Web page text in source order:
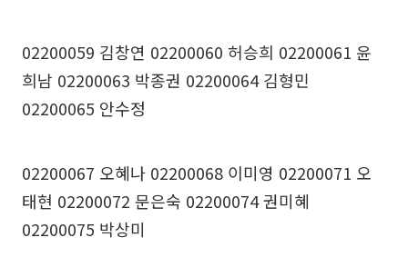
02200059 김창연 02200060 허승희 02200061 윤
희남 02200063 박종권 02200064 김형민
02200065 안수정
02200067 오혜나 02200068 이미영 02200071 오
태현 02200072 문은숙 02200074 권미혜
02200075 박상미